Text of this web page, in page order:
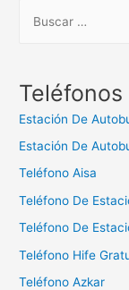
c
:
Teléfonos
Estación De
Estación De
Teléfono Aisa
Teléfono De
Teléfono De
Teléfono Hife
Teléfono Azkar